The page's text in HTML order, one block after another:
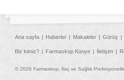
Ana sayfa Haberler Makaleler Görüş
Biz kimiz? Farmaskop Künye İletişim
© 2026 Farmaskop, İlaç ve Sağlık